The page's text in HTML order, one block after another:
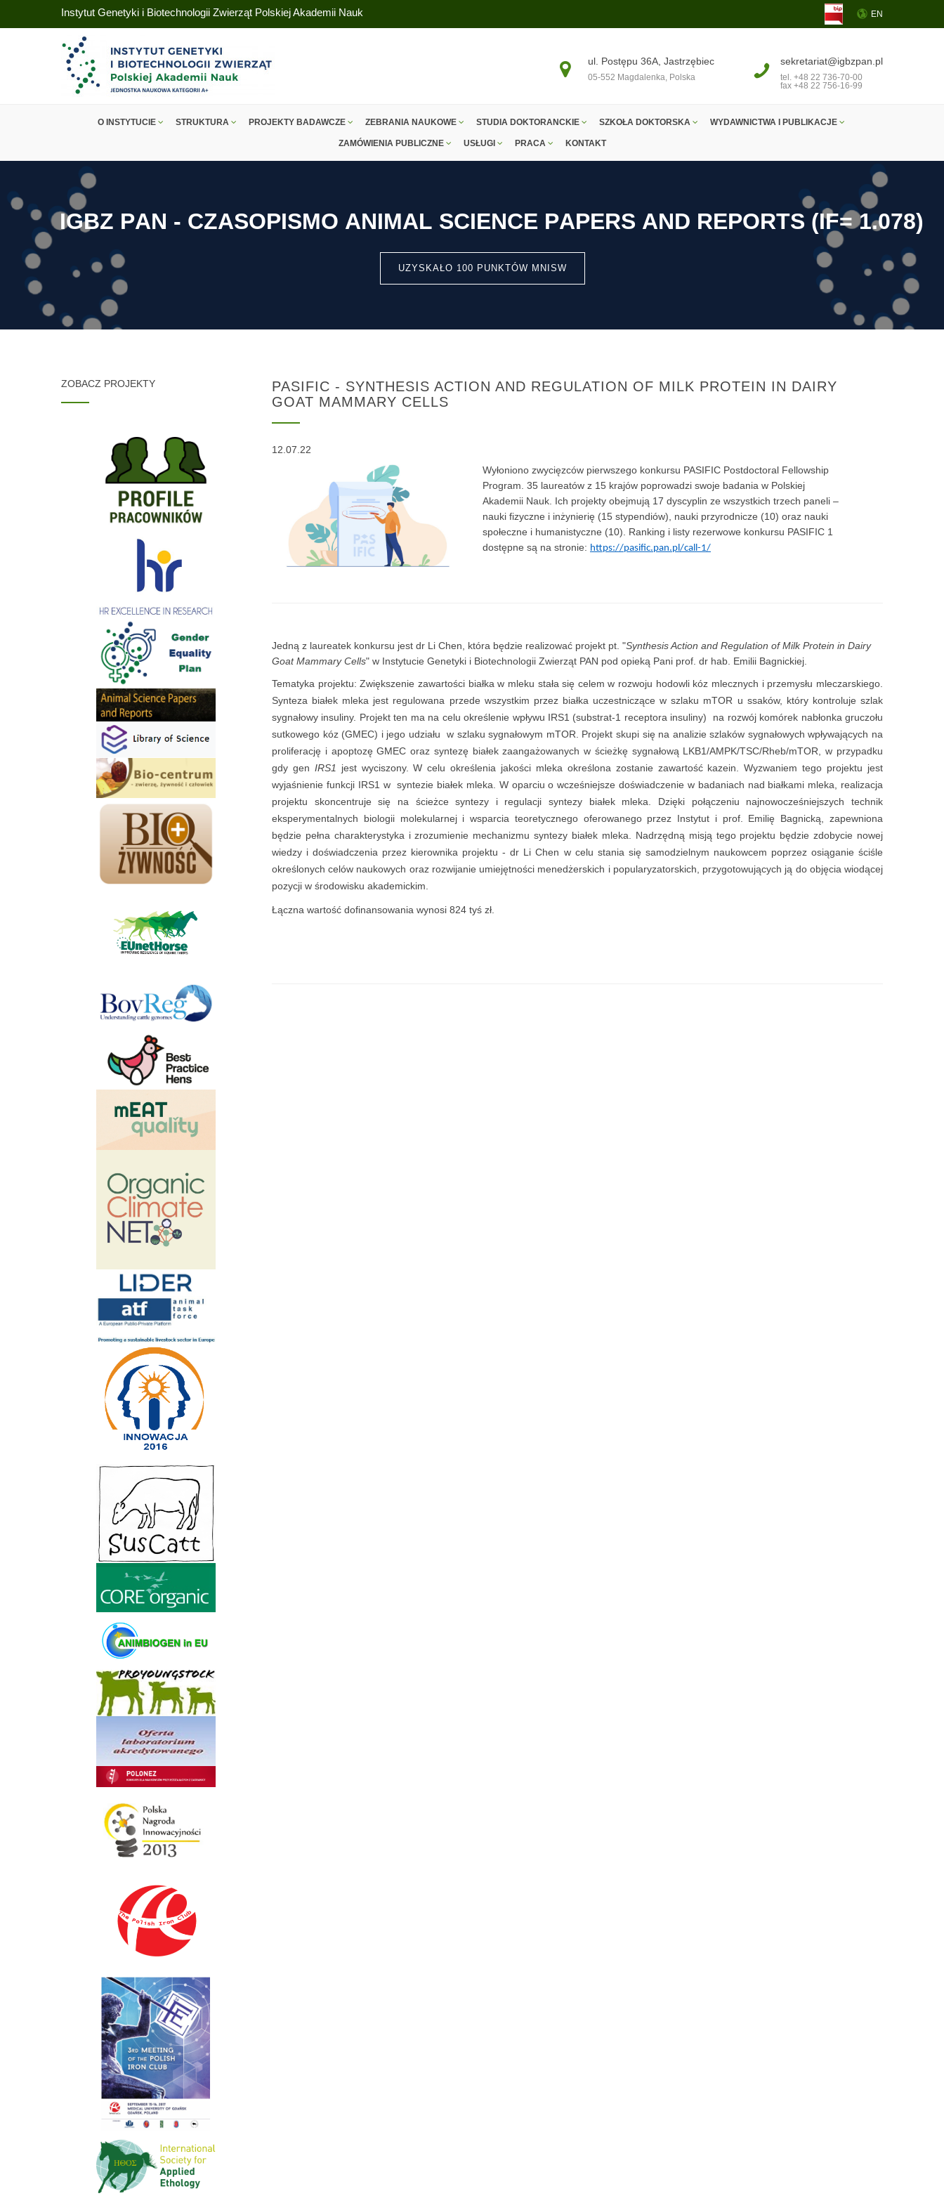
Instytut Genetyki i Biotechnologii Zwierząt Polskiej Akademii Nauk EN
ul. Postępu 36A, Jastrzębiec
05-552 Magdalenka, Polska
sekretariat@igbzpan.pl
tel. +48 22 736-70-00
fax +48 22 756-16-99
O INSTYTUCIE STRUKTURA PROJEKTY BADAWCZE ZEBRANIA NAUKOWE STUDIA DOKTORANCKIE SZKOŁA DOKTORSKA WYDAWNICTWA I PUBLIKACJE
ZAMÓWIENIA PUBLICZNE USŁUGI PRACA KONTAKT
IGBZ PAN - CZASOPISMO ANIMAL SCIENCE PAPERS AND REPORTS (IF= 1.078)
UZYSKAŁO 100 PUNKTÓW MNISW
PASIFIC - SYNTHESIS ACTION AND REGULATION OF MILK PROTEIN IN DAIRY
GOAT MAMMARY CELLS
12.07.22
Wyłoniono zwycięzców pierwszego konkursu PASIFIC Postdoctoral Fellowship
Program. 35 laureatów z 15 krajów poprowadzi swoje badania w Polskiej
Akademii Nauk. Ich projekty obejmują 17 dyscyplin ze wszystkich trzech paneli –
nauki fizyczne i inżynierię (15 stypendiów), nauki przyrodnicze (10) oraz nauki
społeczne i humanistyczne (10). Ranking i listy rezerwowe konkursu PASIFIC 1
dostępne są na stronie: https://pasific.pan.pl/call-1/
Jedną z laureatek konkursu jest dr Li Chen, która będzie realizować projekt pt. "Synthesis Action and Regulation of Milk Protein in Dairy
Goat Mammary Cells" w Instytucie Genetyki i Biotechnologii Zwierząt PAN pod opieką Pani prof. dr hab. Emilii Bagnickiej.
Tematyka projektu: Zwiększenie zawartości białka w mleku stała się celem w rozwoju hodowli kóz mlecznych i przemysłu mleczarskiego.
Synteza białek mleka jest regulowana przede wszystkim przez białka uczestniczące w szlaku mTOR u ssaków, który kontroluje szlak
sygnałowy insuliny. Projekt ten ma na celu określenie wpływu IRS1 (substrat-1 receptora insuliny) na rozwój komórek nabłonka gruczołu
sutkowego kóz (GMEC) i jego udziału w szlaku sygnałowym mTOR. Projekt skupi się na analizie szlaków sygnałowych wpływających na
proliferację i apoptozę GMEC oraz syntezę białek zaangażowanych w ścieżkę sygnałową LKB1/AMPK/TSC/Rheb/mTOR, w przypadku
gdy gen IRS1
jest wyciszony. W celu określenia jakości mleka określona zostanie zawartość kazein. Wyzwaniem tego projektu jest
wyjaśnienie funkcji IRS1 w syntezie białek mleka. W oparciu o wcześniejsze doświadczenie w badaniach nad białkami mleka, realizacja
projektu skoncentruje się na ścieżce syntezy i regulacji syntezy białek mleka. Dzięki połączeniu najnowocześniejszych technik
eksperymentalnych biologii molekularnej i wsparcia teoretycznego oferowanego przez Instytut i prof. Emilię Bagnicką, zapewniona
będzie pełna charakterystyka i zrozumienie mechanizmu syntezy białek mleka. Nadrzędną misją tego projektu będzie zdobycie nowej
wiedzy i doświadczenia przez kierownika projektu - dr Li Chen w celu stania się samodzielnym naukowcem poprzez osiąganie ściśle
określonych celów naukowych oraz rozwijanie umiejętności menedżerskich i popularyzatorskich, przygotowujących ją do objęcia wiodącej
pozycji w środowisku akademickim.
Łączna wartość dofinansowania wynosi 824 tyś zł.
ZOBACZ PROJEKTY